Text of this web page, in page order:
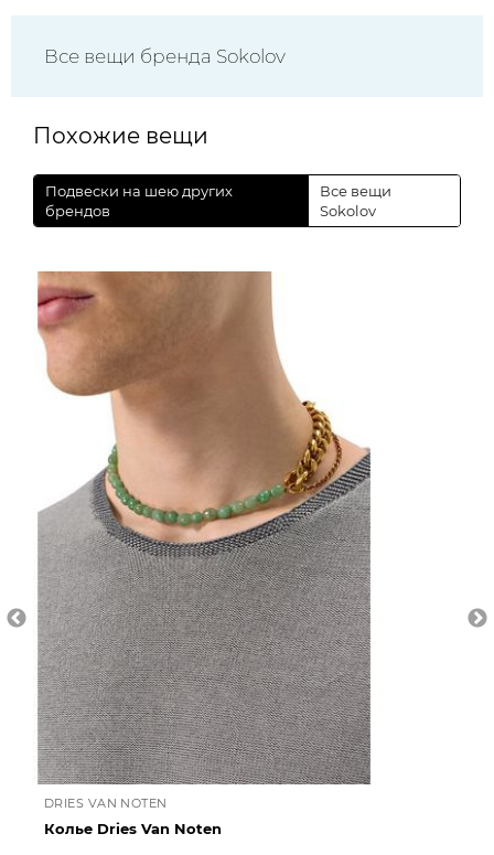
Все вещи бренда Sokolov
Похожие вещи
Подвески на шею других
брендов
Все вещи
Sokolov
DRIES VAN NOTEN
Колье Dries Van Noten